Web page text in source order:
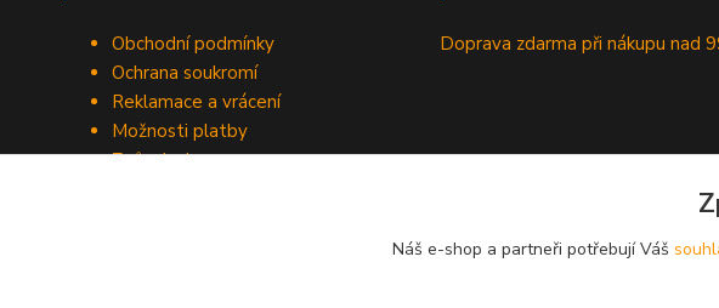
Obchodní podmínky
Ochrana soukromí
Reklamace a vrácení
Možnosti platby
Způsob dopravy
Doprava zdarma při nákupu nad
Náš e-shop a partneři potřebují Váš